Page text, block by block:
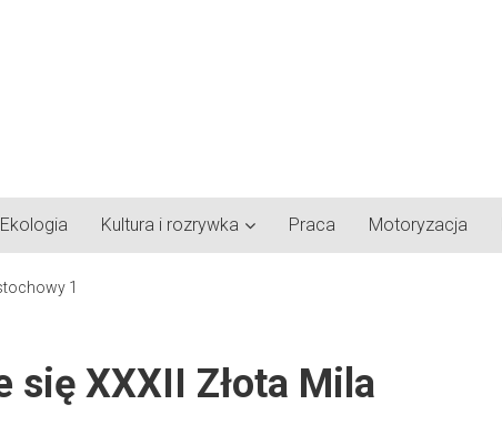
Ekologia Kultura i rozrywka Praca Motoryzacja
się XXXII Złota Mila